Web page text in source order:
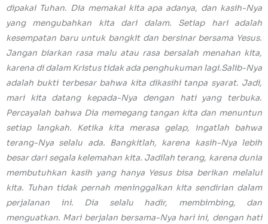
dipakai Tuhan. Dia memakai kita apa adanya, dan kasih-Nya
yang mengubahkan kita dari dalam. Setiap hari adalah
kesempatan baru untuk bangkit dan bersinar bersama Yesus.
Jangan biarkan rasa malu atau rasa bersalah menahan kita,
karena di dalam Kristus tidak ada penghukuman lagi.Salib-Nya
adalah bukti terbesar bahwa kita dikasihi tanpa syarat. Jadi,
mari kita datang kepada-Nya dengan hati yang terbuka.
Percayalah bahwa Dia memegang tangan kita dan menuntun
setiap langkah. Ketika kita merasa gelap, ingatlah bahwa
terang-Nya selalu ada. Bangkitlah, karena kasih-Nya lebih
besar dari segala kelemahan kita. Jadilah terang, karena dunia
membutuhkan kasih yang hanya Yesus bisa berikan melalui
kita. Tuhan tidak pernah meninggalkan kita sendirian dalam
perjalanan ini. Dia selalu hadir, membimbing, dan
menguatkan. Mari berjalan bersama-Nya hari ini, dengan hati